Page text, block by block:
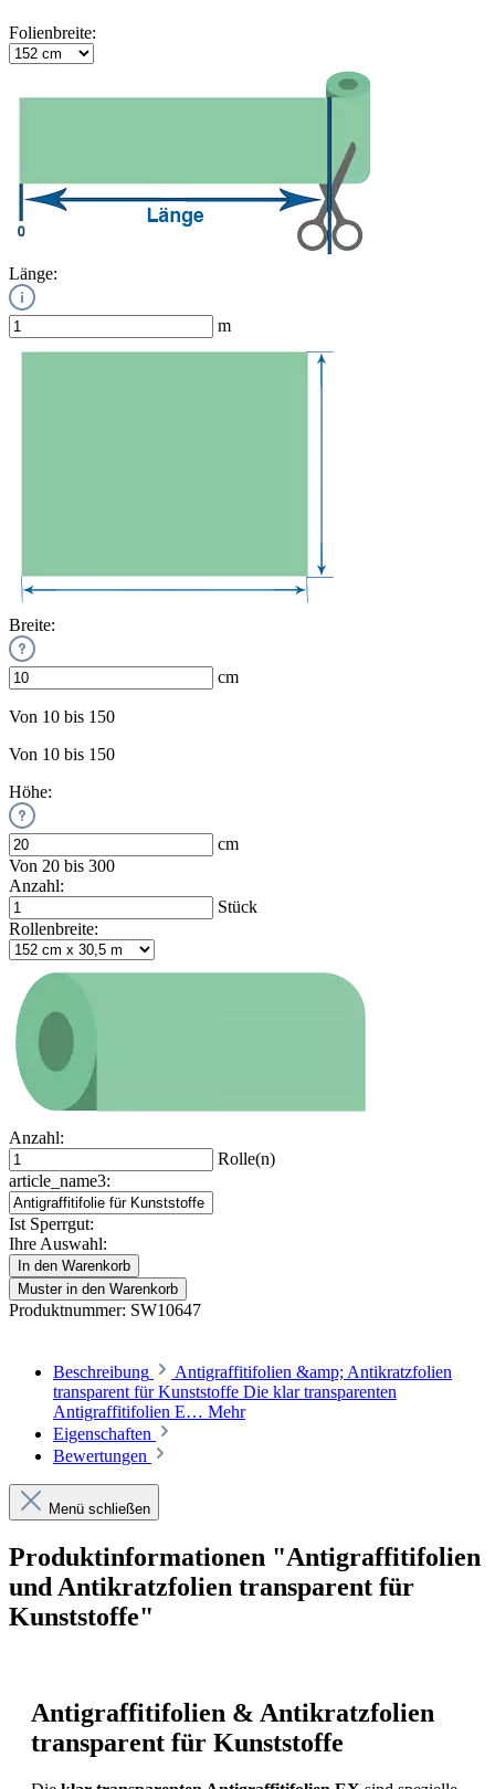
Folienbreite:
Länge:
m
Breite:
cm
Von 10 bis 150
Von 10 bis 150
Höhe:
cm
Von 20 bis 300
Anzahl:
Stück
Rollenbreite:
Anzahl:
Rolle(n)
article_name3:
Ist Sperrgut:
Ihre Auswahl:
In den Warenkorb
Muster in den Warenkorb
Produktnummer: SW10647
Beschreibung
Antigraffitifolien &amp; Antikratzfolien
transparent für Kunststoffe Die klar transparenten
Antigraffitifolien E… Mehr
Eigenschaften
Bewertungen
Menü schließen
Produktinformationen "Antigraffitifolien
und Antikratzfolien transparent für
Kunststoffe"
Antigraffitifolien & Antikratzfolien
transparent für Kunststoffe